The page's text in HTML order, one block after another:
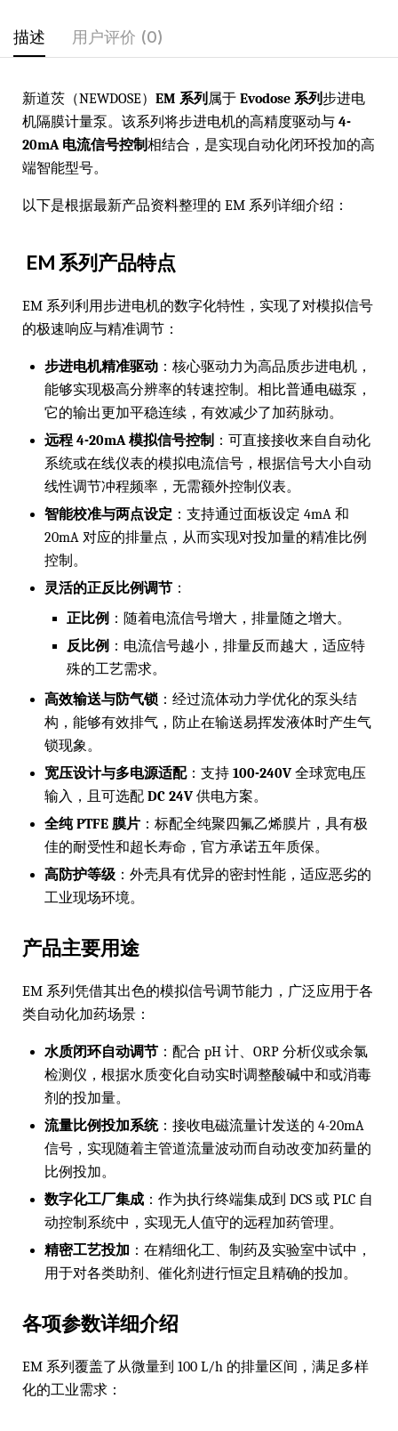
描述 用户评价 (0)
新道茨（NEWDOSE） EM 系列 属于 Evodose 系列步进电
机隔膜计量泵。该系列将步进电机的高精度驱动与 4-
20mA 电流信号控制相结合，是实现自动化闭环投加的高
端智能型号。
以下是根据最新产品资料整理的 EM 系列详细介绍：
EM 系列产品特点
EM 系列利用步进电机的数字化特性，实现了对模拟信号
的极速响应与精准调节：
步进电机精准驱动 ：核心驱动力为高品质步进电机，
能够实现极高分辨率的转速控制。相比普通电磁泵，
它的输出更加平稳连续，有效减少了加药脉动。
远程 4-20mA 模拟信号控制 ：可直接接收来自自动化
系统或在线仪表的模拟电流信号，根据信号大小自动
线性调节冲程频率，无需额外控制仪表。
智能校准与两点设定 ：支持通过面板设定 4mA 和
20mA 对应的排量点，从而实现对投加量的精准比例
控制。
灵活的正反比例调节 ：
正比例 ：随着电流信号增大，排量随之增大。
反比例 ：电流信号越小，排量反而越大，适应特
殊的工艺需求。
高效输送与防气锁 ：经过流体动力学优化的泵头结
构，能够有效排气，防止在输送易挥发液体时产生气
锁现象。
宽压设计与多电源适配：支持 100-240V 全球宽电压
输入，且可选配 DC 24V 供电方案。
全纯 PTFE 膜片 ：标配全纯聚四氟乙烯膜片，具有极
佳的耐受性和超长寿命，官方承诺五年质保。
高防护等级 ：外壳具有优异的密封性能，适应恶劣的
工业现场环境。
产品主要用途
EM 系列凭借其出色的模拟信号调节能力，广泛应用于各
类自动化加药场景：
水质闭环自动调节 ：配合 pH 计、ORP 分析仪或余氯
检测仪，根据水质变化自动实时调整酸碱中和或消毒
剂的投加量。
流量比例投加系统：接收电磁流量计发送的 4-20mA
信号，实现随着主管道流量波动而自动改变加药量的
比例投加。
数字化工厂集成 ：作为执行终端集成到 DCS 或 PLC 自
动控制系统中，实现无人值守的远程加药管理。
精密工艺投加 ：在精细化工、制药及实验室中试中，
用于对各类助剂、催化剂进行恒定且精确的投加。
各项参数详细介绍
EM 系列覆盖了从微量到 100 L/h 的排量区间，满足多样
化的工业需求：